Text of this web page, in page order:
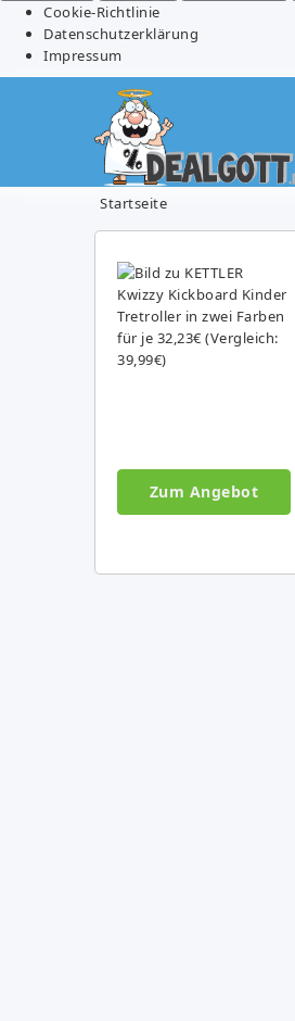
Cookie-Richtlinie
Datenschutzerklärung
Impressum
Startseite
Zum Angebot